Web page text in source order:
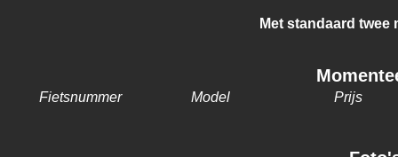
Met standaard twee
Fietsnummer Model Prijs